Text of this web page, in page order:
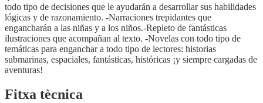
todo tipo de decisiones que le ayudarán a desarrollar sus habilidades
lógicas y de razonamiento. -Narraciones trepidantes que
engancharán a las niñas y a los niños.-Repleto de fantásticas
ilustraciones que acompañan al texto. -Novelas con todo tipo de
temáticas para enganchar a todo tipo de lectores: historias
submarinas, espaciales, fantásticas, históricas ¡y siempre cargadas de
aventuras!
Fitxa tècnica